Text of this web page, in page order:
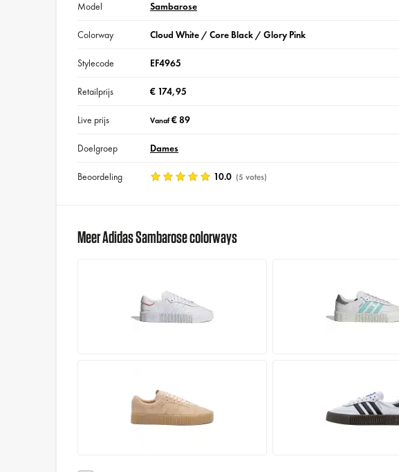
Model Sambarose
Colorway Cloud White / Core Black / Glory Pink
Stylecode EF4965
Retailprijs € 174,95
Live prijs Vanaf€ 89
Doelgroep Dames
Beoordeling 10.0 (5 votes)
Meer Adidas Sambarose colorways